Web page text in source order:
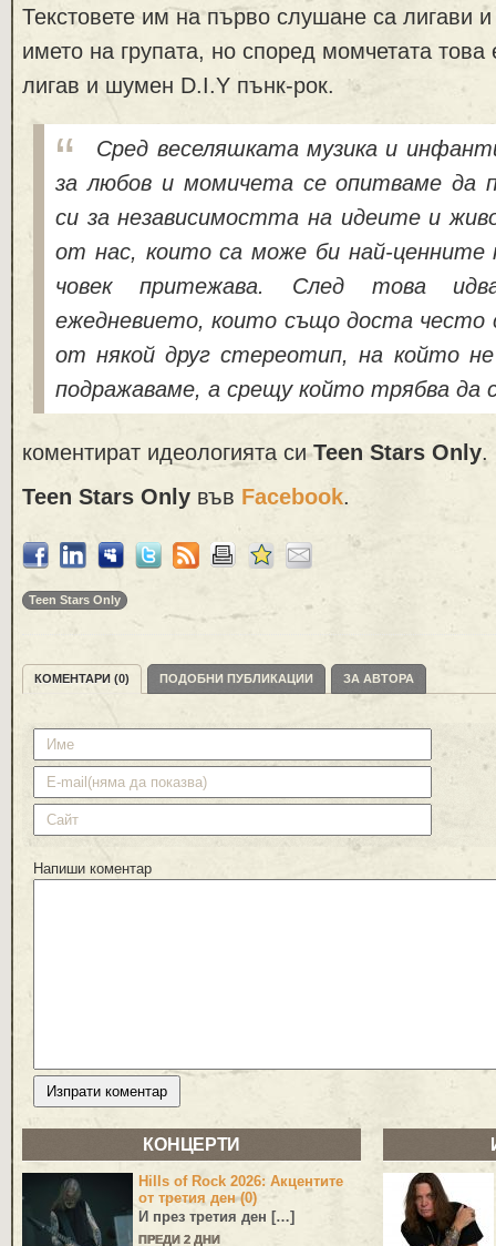
Текстовете им на първо слушане са лигави
името на групата, но според момчетата
лигав и шумен D.I.Y пънк-рок.
Сред веселяшката музика и
за любов и момичета се опитваме да
си за независимостта на идеите и
от нас, които са може би най-ценните
човек притежава. След това
ежедневието, които също доста често
от някой друг стереотип, на който
подражаваме, а срещу който трябва да
коментират идеологията сиTeen Stars Only.
Teen Stars Only във Facebook.
Teen Stars Only
КОМЕНТАРИ (0) ПОДОБНИ ПУБЛИКАЦИИ ЗА АВТОРА
Напиши коментар
КОНЦЕРТИ
Hills of Rock 2026: Акцентите
от третия ден (0)
И през третия ден […]
ПРЕДИ 2 ДНИ